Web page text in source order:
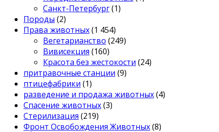
Санкт-Петербург(1)
Породы (2)
Права животных(1 454)
Вегетарианство (249)
Вивисекция (160)
Красота без жестокости (24)
притравочные станции (9)
птицефабрики (1)
разведение и продажа животных(4)
Спасение животных(3)
Стерилизация (219)
Фронт Освобождения Животных(8)